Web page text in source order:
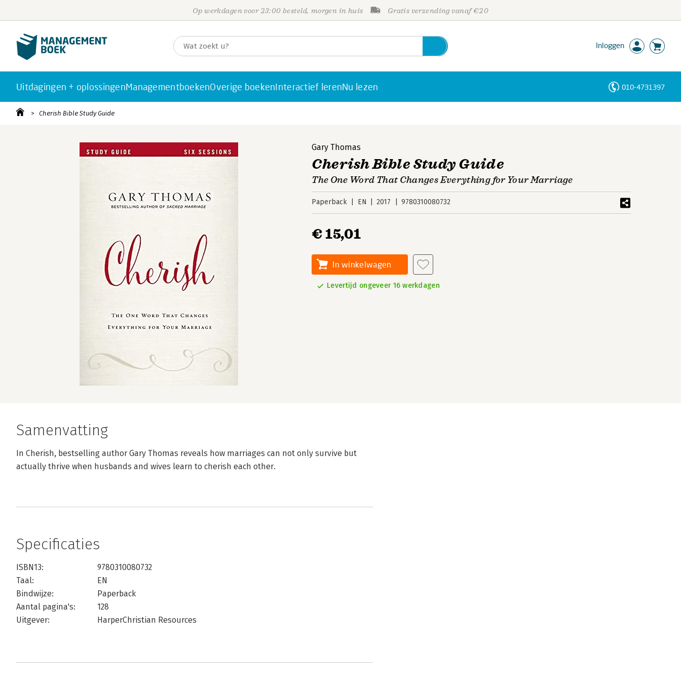
Op werkdagen voor 23:00 besteld, morgen in huis Gratis verzending vanaf €20
Inloggen
Uitdagingen + oplossingenManagementboekenOverige boekenInteractief lerenNu lezen 010-4731397
Cherish Bible Study Guide
Gary Thomas
Cherish Bible Study Guide
The One Word That Changes Everything for Your Marriage
Paperback EN 2017 9780310080732
€ 15,01
In winkelwagen
Levertijd ongeveer 16 werkdagen
Samenvatting
In Cherish, bestselling author Gary Thomas reveals how marriages can not only survive but
actually thrive when husbands and wives learn to cherish each other.
Specificaties
ISBN13:
9780310080732
Taal:
EN
Bindwijze:
Paperback
Aantal pagina's:
128
Uitgever:
HarperChristian Resources
Personen